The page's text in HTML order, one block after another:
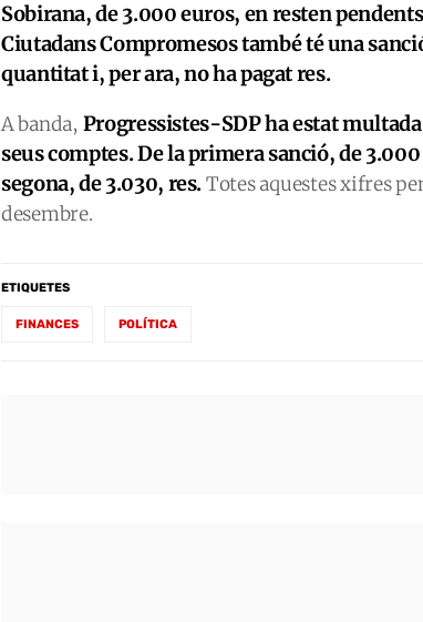
Sobirana, de 3.000 euros, en resten
Ciutadans Compromesos també té una
quantitat i, per ara, no ha pagat res.
A banda, Progressistes-SDP ha estat
seus comptes. De la primera sanció, de
segona, de 3.030, res.Totes aquestes xifres
desembre.
ETIQUETES
FINANCES POLÍTICA